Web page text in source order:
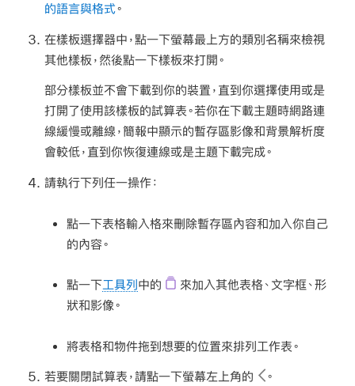
的語言與格式。
在樣板選擇器中，點一下螢幕最上方的類別名稱來檢視
其他樣板，然後點一下樣板來打開。
部分樣板並不會下載到你的裝置，直到你選擇使用或是
打開了使用該樣板的試算表。若你在下載主題時網路連
線緩慢或離線，簡報中顯示的暫存區影像和背景解析度
會較低，直到你恢復連線或是主題下載完成。
請執行下列任一操作：
點一下表格輸入格來刪除暫存區內容和加入你自己
的內容。
點一下工具列 中的
來加入其他表格、文字框、形
狀和影像。
將表格和物件拖到想要的位置來排列工作表。
若要關閉試算表，請點一下螢幕左上角的 。